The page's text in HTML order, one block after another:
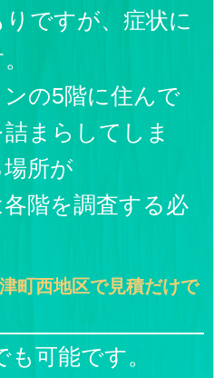
ですが、症状に
の5階に住んで
まらしてしま
所が
階を調査する必
町西地区で見積だけで
可能です。